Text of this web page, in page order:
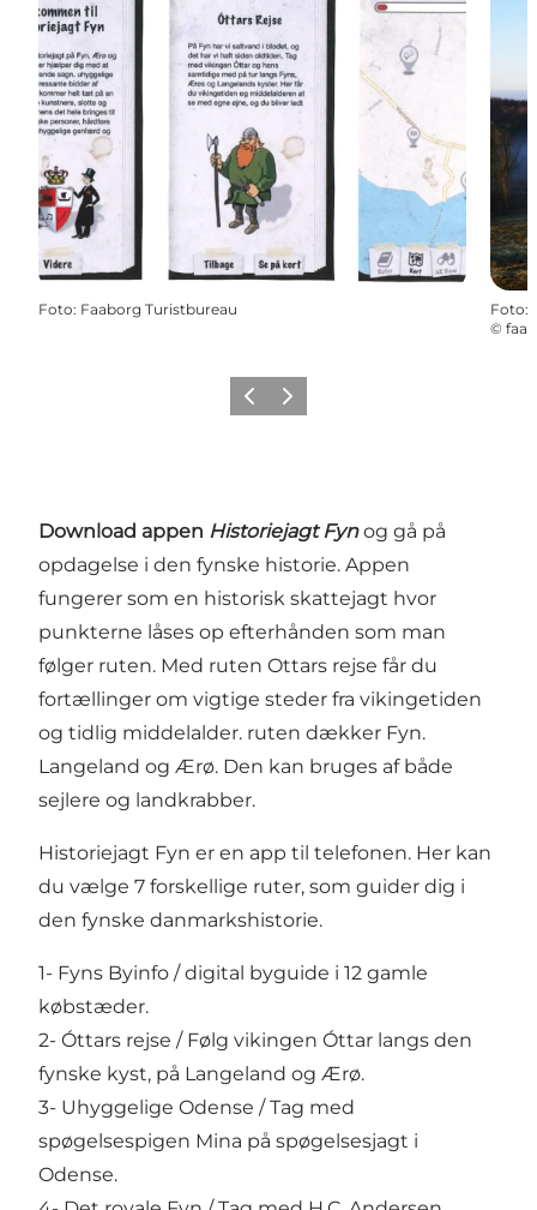
Foto: Faaborg Turistbureau Foto:
©
ForrigeNæste
Download appen Historiejagt Fynog gå på
opdagelse i den fynske historie. Appen
fungerer som en historisk skattejagt hvor
punkterne låses op efterhånden som man
følger ruten. Med ruten Ottars rejse får du
fortællinger om vigtige steder fra vikingetiden
og tidlig middelalder. ruten dækker Fyn.
Langeland og Ærø. Den kan bruges af både
sejlere og landkrabber.
Historiejagt Fyn er en app til telefonen. Her kan
du vælge 7 forskellige ruter, som guider dig i
den fynske danmarkshistorie.
1- Fyns Byinfo / digital byguide i 12 gamle
købstæder.
2- Óttars rejse / Følg vikingen Óttar langs den
fynske kyst, på Langeland og Ærø.
3- Uhyggelige Odense / Tag med
spøgelsespigen Mina på spøgelsesjagt i
Odense.